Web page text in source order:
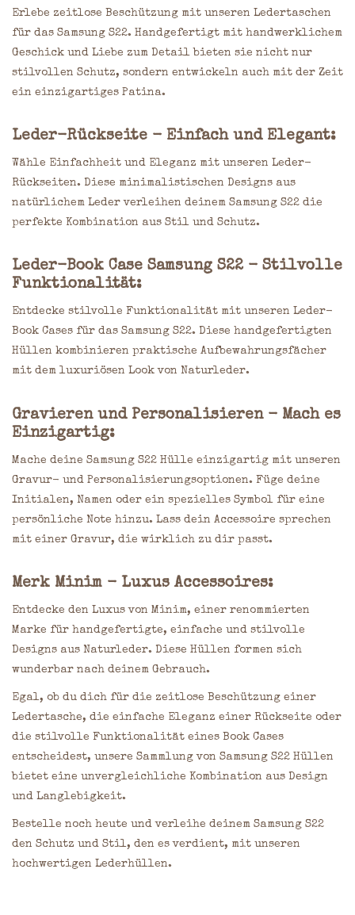
Erlebe zeitlose Beschützung mit unseren Ledertaschen
für das Samsung S22. Handgefertigt mit handwerklichem
Geschick und Liebe zum Detail bieten sie nicht nur
stilvollen Schutz, sondern entwickeln auch mit der Zeit
ein einzigartiges Patina.
Leder-Rückseite - Einfach und Elegant:
Wähle Einfachheit und Eleganz mit unseren Leder-
Rückseiten. Diese minimalistischen Designs aus
natürlichem Leder verleihen deinem Samsung S22 die
perfekte Kombination aus Stil und Schutz.
Leder-Book Case Samsung S22 - Stilvolle
Funktionalität:
Entdecke stilvolle Funktionalität mit unseren Leder-
Book Cases für das Samsung S22. Diese handgefertigten
Hüllen kombinieren praktische Aufbewahrungsfächer
mit dem luxuriösen Look von Naturleder.
Gravieren und Personalisieren - Mach es
Einzigartig:
Mache deine Samsung S22 Hülle einzigartig mit unseren
Gravur- und Personalisierungsoptionen. Füge deine
Initialen, Namen oder ein spezielles Symbol für eine
persönliche Note hinzu. Lass dein Accessoire sprechen
mit einer Gravur, die wirklich zu dir passt.
Merk Minim - Luxus Accessoires:
Entdecke den Luxus von Minim, einer renommierten
Marke für handgefertigte, einfache und stilvolle
Designs aus Naturleder. Diese Hüllen formen sich
wunderbar nach deinem Gebrauch.
Egal, ob du dich für die zeitlose Beschützung einer
Ledertasche, die einfache Eleganz einer Rückseite oder
die stilvolle Funktionalität eines Book Cases
entscheidest, unsere Sammlung von Samsung S22 Hüllen
bietet eine unvergleichliche Kombination aus Design
und Langlebigkeit.
Bestelle noch heute und verleihe deinem Samsung S22
den Schutz und Stil, den es verdient, mit unseren
hochwertigen Lederhüllen.